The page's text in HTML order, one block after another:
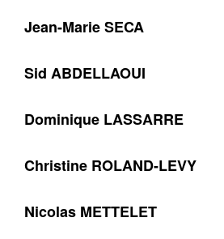
Jean-Marie SECA
Sid ABDELLAOUI
Dominique LASSARRE
Christine ROLAND-LEVY
Nicolas METTELET